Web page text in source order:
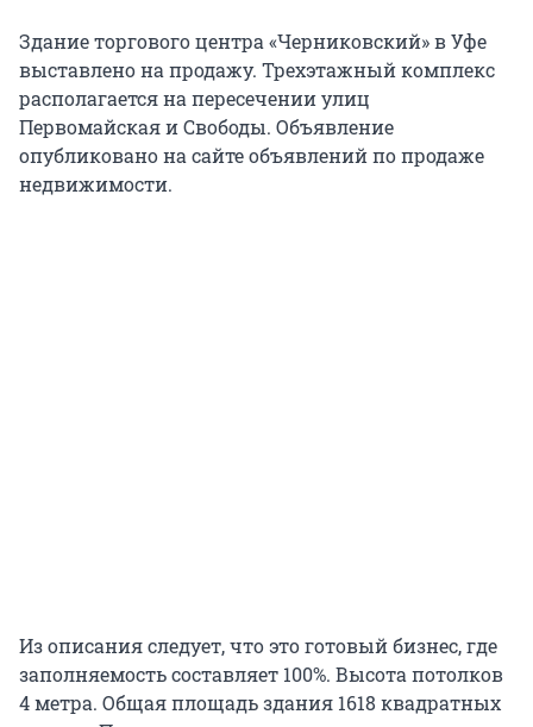
Здание торгового центра «Черниковский» в Уфе
выставлено на продажу. Трехэтажный комплекс
располагается на пересечении улиц
Первомайская и Свободы. Объявление
опубликовано на сайте объявлений по продаже
недвижимости.
Из описания следует, что это готовый бизнес, где
заполняемость составляет 100%. Высота потолков
4 метра. Общая площадь здания 1618 квадратных